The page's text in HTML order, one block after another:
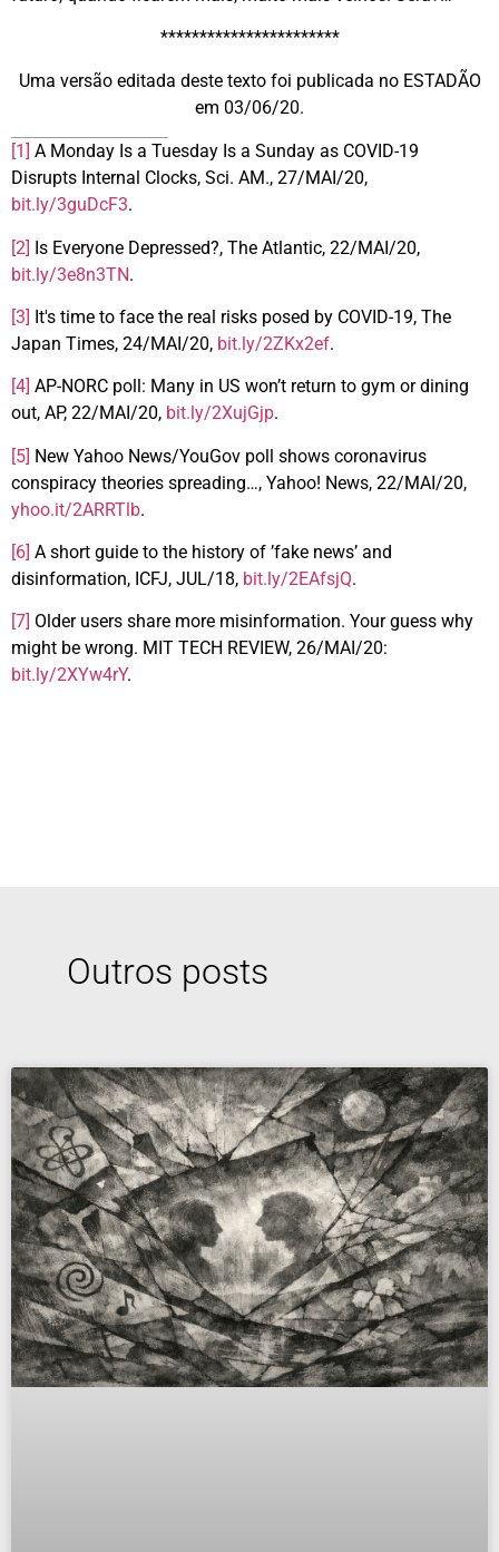
***********************
Uma versão editada deste texto foi publicada no ESTADÃO
em 03/06/20.
[1] A Monday Is a Tuesday Is a Sunday as COVID-19
Disrupts Internal Clocks, Sci. AM., 27/MAI/20,
bit.ly/3guDcF3.
[2] Is Everyone Depressed?, The Atlantic, 22/MAI/20,
bit.ly/3e8n3TN.
[3] It's time to face the real risks posed by COVID-19, The
Japan Times, 24/MAI/20, bit.ly/2ZKx2ef.
[4] AP-NORC poll: Many in US won’t return to gym or dining
out, AP, 22/MAI/20, bit.ly/2XujGjp.
[5] New Yahoo News/YouGov poll shows coronavirus
conspiracy theories spreading…, Yahoo! News, 22/MAI/20,
yhoo.it/2ARRTlb.
[6] A short guide to the history of ’fake news’ and
disinformation, ICFJ, JUL/18, bit.ly/2EAfsjQ.
[7] Older users share more misinformation. Your guess why
might be wrong. MIT TECH REVIEW, 26/MAI/20:
bit.ly/2XYw4rY.
Outros posts